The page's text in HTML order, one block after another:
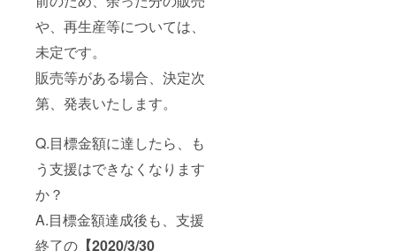
や、再生産等については、
未定です。
販売等がある場合、決定次
第、発表いたします。
Q.目標金額に達したら、も
う支援はできなくなります
か？
A.目標金額達成後も、支援
終了の 【2020/3/30